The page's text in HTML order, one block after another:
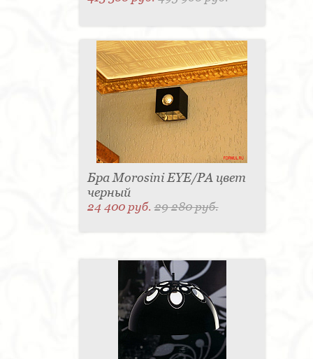
Бра Morosini EYE/PA цвет
черный
24 400 руб.29 280 руб.